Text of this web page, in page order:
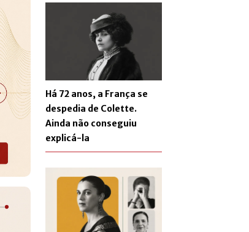
Há 72 anos, a França se
despedia de Colette.
Ainda não conseguiu
explicá-la